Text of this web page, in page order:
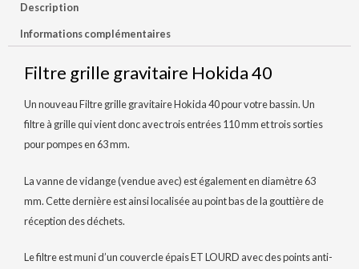
Description
Informations complémentaires
Filtre grille gravitaire Hokida 40
Un nouveau Filtre grille gravitaire Hokida 40 pour votre bassin. Un
filtre à grille qui vient donc avec trois entrées 110 mm et trois sorties
pour pompes en 63 mm.
La vanne de vidange (vendue avec) est également en diamètre 63
mm. Cette dernière est ainsi localisée au point bas de la gouttière de
réception des déchets.
Le filtre est muni d’un couvercle épais ET LOURD avec des points anti-